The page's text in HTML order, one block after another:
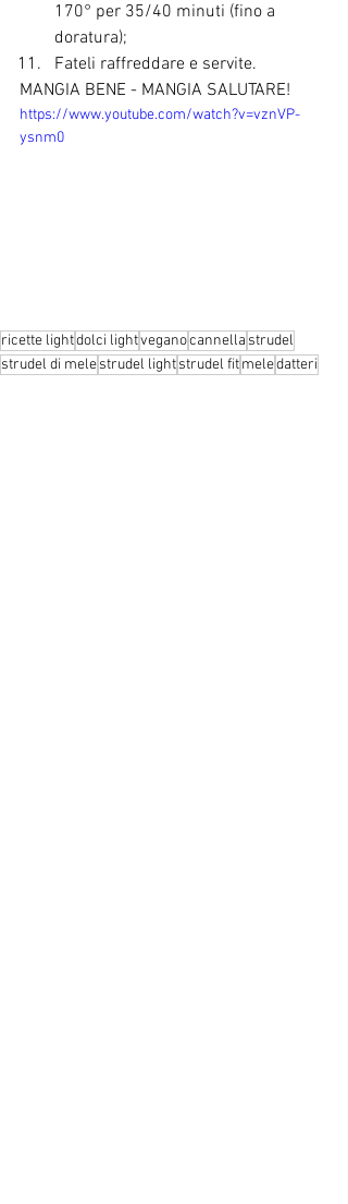
170° per 35/40 minuti (fino a
doratura);
Fateli raffreddare e servite.
MANGIA BENE - MANGIA SALUTARE!
https://www.youtube.com/watch?v=vznVP-
ysnm0
ricette lightdolci lightveganocannella strudel
strudel di melestrudel lightstrudel fitmeledatteri